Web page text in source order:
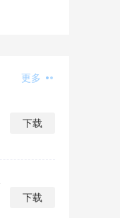
更多
下载
下载